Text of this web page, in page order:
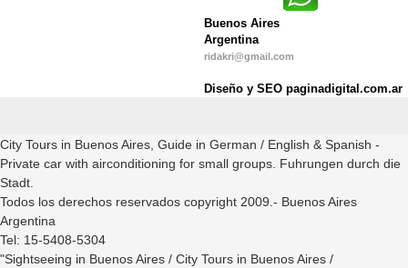
Buenos Aires
Argentina
ridakri@gmail.com
Diseño y SEO paginadigital.com.ar
City Tours in Buenos Aires, Guide in German / English & Spanish -
Private car with airconditioning for small groups. Fuhrungen durch die
Stadt.
Todos los derechos reservados copyright 2009.- Buenos Aires
Argentina
Tel: 15-5408-5304
"Sightseeing in Buenos Aires / City Tours in Buenos Aires /